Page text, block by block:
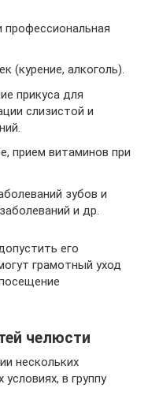
профессиональная
(курение, алкоголь).
прикуса для
слизистой и
прием витаминов при
зубов и
и др.
его
грамотный уход
челюсти
нескольких
в группу